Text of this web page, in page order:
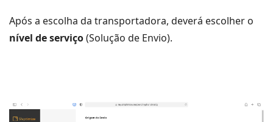
Após a escolha da transportadora, deverá escolher o
nível de serviço(Solução de Envio).